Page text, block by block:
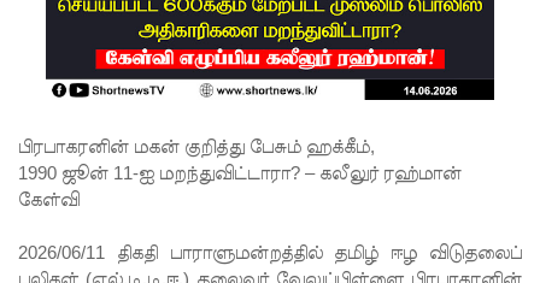
கொடுப்ப
திருத்தப்ப
22ஆவது
மைப்புத்
பிரபாகரனின் மகன் குறித்து பேசும் ஹக்கீம்,
1990 ஜூன் 11-ஐ மறந்துவிட்டாரா? – கலீலுர் ரஹ்மான்
கேள்வி
2026/06/11 திகதி பாராளுமன்றத்தில் தமிழ் ஈழ விடுதலைப்
புலிகள் (எல்.டி.டி.ஈ.) தலைவர் வேலுப்பிள்ளை பிரபாகரனின்